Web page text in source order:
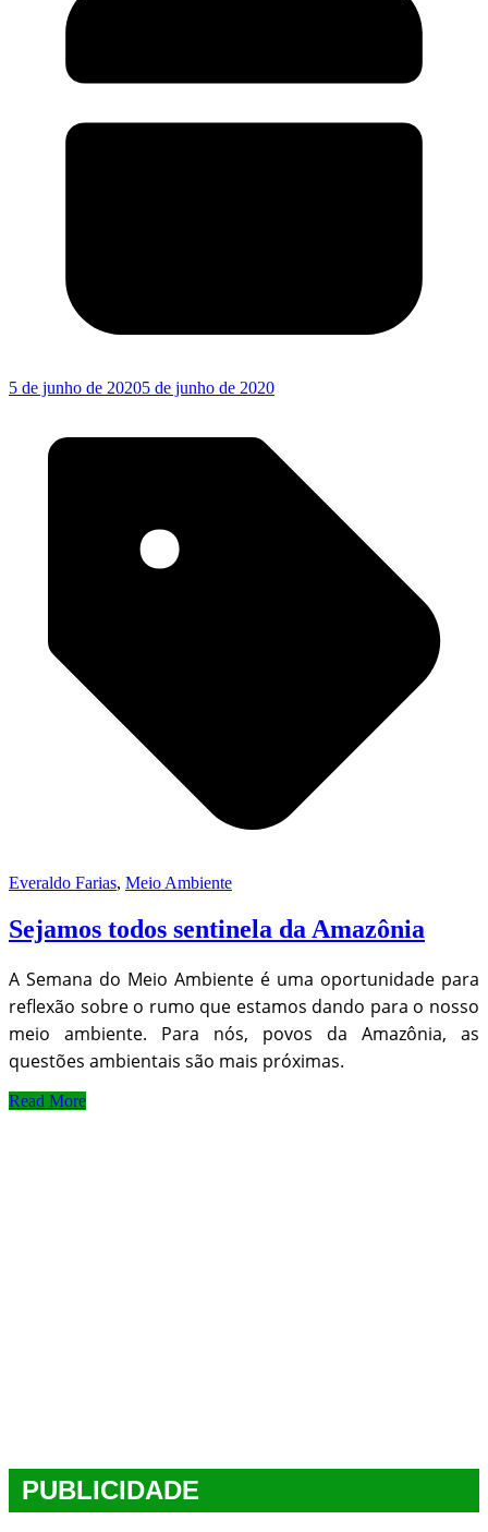
5 de junho de 20205 de junho de 2020
Everaldo Farias, Meio Ambiente
Sejamos todos sentinela da Amazônia
A Semana do Meio Ambiente é uma oportunidade para
reflexão sobre o rumo que estamos dando para o nosso
meio ambiente. Para nós, povos da Amazônia, as
questões ambientais são mais próximas.
Read More
PUBLICIDADE